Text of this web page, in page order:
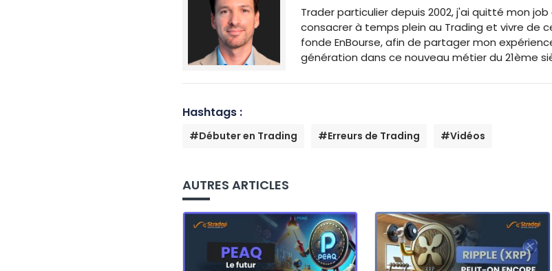
Trader particulier depuis 2002, j'ai quitté mon
consacrer à temps plein au Trading et vivre de
fonde EnBourse, afin de partager mon
génération dans ce nouveau métier du 21ème
Hashtags :
#Débuter en Trading #Erreurs de Trading #Vidéos
AUTRES ARTICLES